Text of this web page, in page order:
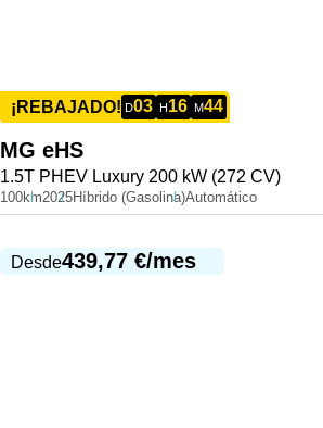
¡REBAJADO! D03 H 16 M44
MG eHS
1.5T PHEV Luxury 200 kW (272 CV)
100km2025Híbrido (Gasolina)Automático
Desde439,77 €/mes